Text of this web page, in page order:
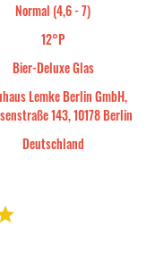
Normal (4,6 - 7)
12°P
Bier-Deluxe Glas
Lemke Berlin GmbH,
143, 10178 Berlin
Deutschland